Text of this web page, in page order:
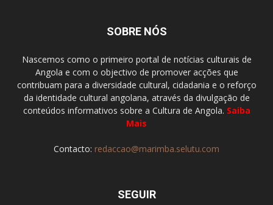
SOBRE NÓS
Nascemos como o primeiro portal de notícias culturais de
Angola e com o objectivo de promover acções que
contribuam para a diversidade cultural, cidadania e o reforço
da identidade cultural angolana, através da divulgação de
conteúdos informativos sobre a Cultura de Angola. Saiba
Mais
Contacto: redaccao@marimba.selutu.com
SEGUIR